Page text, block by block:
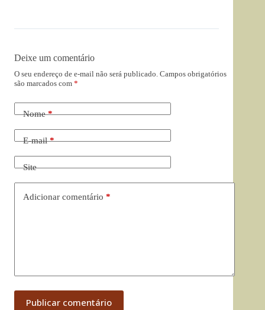
Deixe um comentário
O seu endereço de e-mail não será publicado. Campos obrigatórios
são marcados com *
Nome*
E-mail*
Site
Adicionar comentário *
Publicar comentário